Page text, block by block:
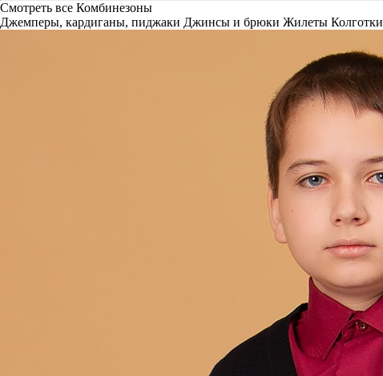
Смотреть все Комбинезоны
Джемперы, кардиганы, пиджаки Джинсы и брюки Жилеты Колготки